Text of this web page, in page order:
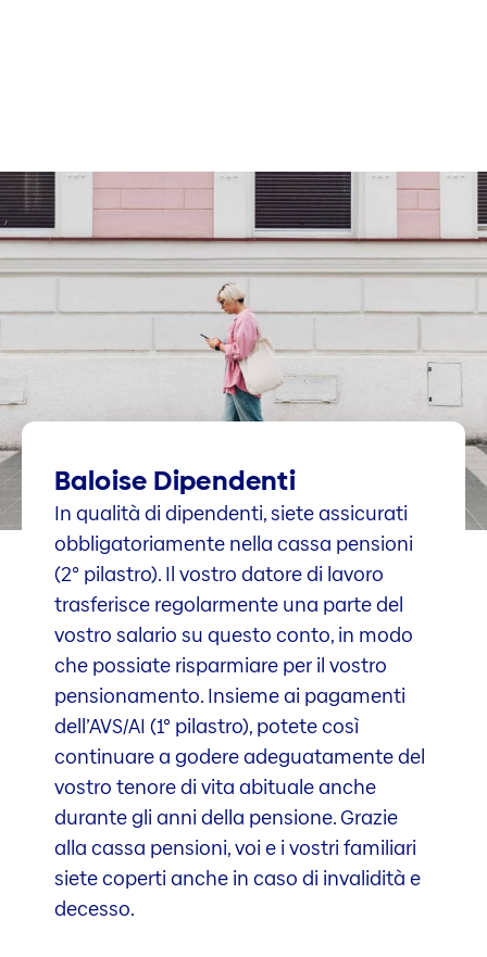
Baloise Dipendenti
In qualità di dipendenti, siete assicurati
obbligatoriamente nella cassa pensioni
(2° pilastro). Il vostro datore di lavoro
trasferisce regolarmente una parte del
vostro salario su questo conto, in modo
che possiate risparmiare per il vostro
pensionamento. Insieme ai pagamenti
dell’AVS/AI (1° pilastro), potete così
continuare a godere adeguatamente del
vostro tenore di vita abituale anche
durante gli anni della pensione. Grazie
alla cassa pensioni, voi e i vostri familiari
siete coperti anche in caso di invalidità e
decesso.